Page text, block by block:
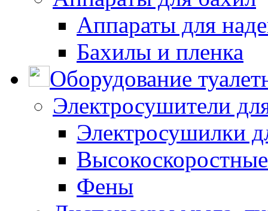
Аппараты для
Бахилы и пленка
Оборудование
Электросушители
Электросушилки
Фены